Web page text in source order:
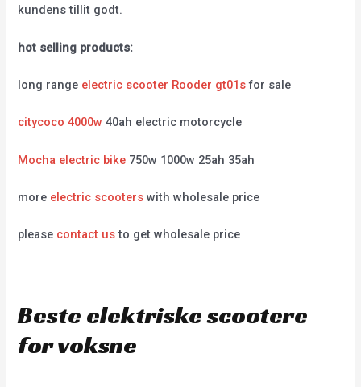
kundens tillit godt.
hot selling products:
long range electric scooter Rooder gt01sfor sale
citycoco 4000w 40ah electric motorcycle
Mocha electric bike 750w 1000w 25ah 35ah
more electric scooters with wholesale price
please contact usto get wholesale price
Beste elektriske scootere
for voksne